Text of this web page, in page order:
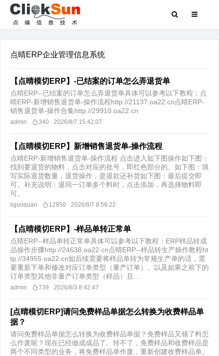
点晴ERP企业管理信息系统
【点晴模切ERP】-已结案的订单怎么弄退货单
点晴ERP--已结案的订单怎么弄退货单具体可以参考以下教程：点
晴ERP-新增销售退货单-操作流程http://21137.oa22.cn点晴ERP-
销售退货单-操作合集http://29910.oa22.cn
admin 340 2026/8/7 15:42:07
【点晴模切ERP】新增销售退货单-操作流程
点晴ERP-新增销售退货单-操作流程 点击进入如下图操作如下图：
找到要退货的物料，点击对应的批号，即红色部分的。如下图：填
写实际退货数量，退货操作，是退款还补货如下图：最后提交即
可。补充说明：退同一订单多个料时，点击添加，再选择物料即
可。
liguoquan 12850 2026/8/7 8:58:22
【点晴模切ERP】-样品单转正常单
点晴ERP--样品单转正常单具体可以参考以下教程：ERP样品转成
品操作步骤http://24638.oa22.cn点晴ERP--样品转生产操作教程ht
tp://34955.oa22.cn如后续需要将样品单转为常规生产单的话，需
要重新下单和修改对应订单类型（量产订单）。以及如果之前下的
订单类型其他非量产订单类型（样品）且...
admin 739 2026/8/3 8:42:47
[点晴模切ERP]请问免费样品单据怎么转换为收费样品单
据？
请问免费样品单据怎么转换为收费样品单据？免费样品又领了料怎
么作废呢？现在已经做成成品了。转不了，免费样品和收费样品是
两个不同类型的业务，将免费样品单作废，重新创建收费样品单。